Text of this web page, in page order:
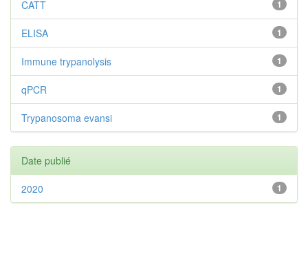
1
CATT
1
ELISA
1
Immune trypanolysis
1
qPCR
1
Trypanosoma evansi
Date publié
1
2020